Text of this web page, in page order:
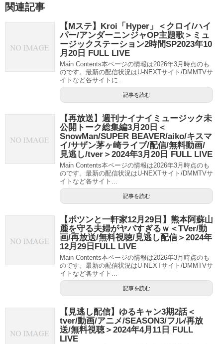
関連記事
【Mステ】Kroi「Hyper」＜クロイ/ハイ
パー/アンダーニンジャOP主題歌＞ミュ
ージックステーション2時間SP2023年10
月20日 FULL LIVE
Main Contents本ページの情報は2026年3月時点のも
のです。最新の配信状況はU-NEXTサイト/DMMTVサ
イトなど各サイトに...
記事を読む
【再放送】週刊ナイナイミュージック未
公開トーク総集編3月20日＜
SnowMan/SUPER BEAVER/aiko/キスマ
イ/サザン茅ヶ崎ライブ/配信/無料動画/
見逃し/tver＞2024年3月20日 FULL LIVE
Main Contents本ページの情報は2026年3月時点のも
のです。最新の配信状況はU-NEXTサイト/DMMTVサ
イトなど各サイト...
記事を読む
【ポツンと一軒家12月29日】熊本阿蘇山
麓を守る夫婦がヤバすぎるｗ＜TVer/動
画/再放送/無料視聴/見逃し配信＞2024年
12月29日FULL LIVE
Main Contents本ページの情報は2026年3月時点のも
のです。最新の配信状況はU-NEXTサイト/DMMTVサ
イトなど各サイト...
記事を読む
【見逃し配信】ゆるキャン3期2話＜
tver/動画/アニメ/SEASON3/フル/再放
送/無料視聴＞2024年4月11日 FULL
LIVE